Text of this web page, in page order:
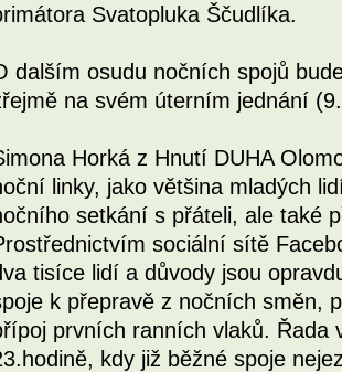
Svatopluka Ščudlíka.
dalším osudu nočních spojů
na svém úterním jednání
Horká z Hnutí DUHA
linky, jako většina mladých
setkání s přáteli, ale také
sociální sítě
tisíce lidí a důvody jsou
k přepravě z nočních směn,
prvních ranních vlaků. Řada
kdy již běžné spoje